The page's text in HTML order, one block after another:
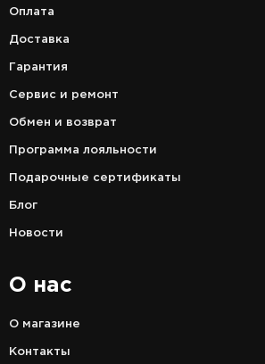
Оплата
Доставка
Гарантия
Сервис и ремонт
Обмен и возврат
Программа лояльности
Подарочные сертификаты
Блог
Новости
О нас
О магазине
Контакты